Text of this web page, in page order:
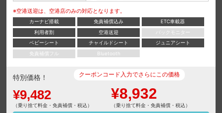
※空港送迎は、空港店のみの対応となります。
カーナビ搭載 免責補償込み
ETC車載器
利用者割
空港送迎
バックモニター
ベビーシート
チャイルドシート
ジュニアシート
免責補償フル
Bluetooth
特別価格！
¥9,482
（乗り捨て料金・免責補償・税込）
クーポンコード入力でさらにこの価格
¥8,932
（乗り捨て料金・免責補償・税込）